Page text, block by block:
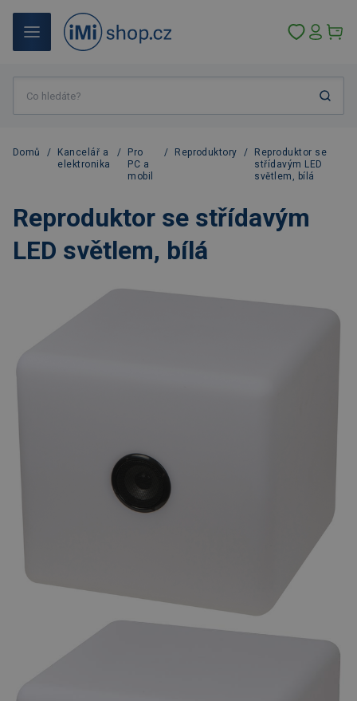
Domů /
Kancelář a
elektronika
/
Pro
PC a
mobil
/ Reproduktory /
Reproduktor se
střídavým LED
světlem, bílá
Reproduktor se střídavým
LED světlem, bílá